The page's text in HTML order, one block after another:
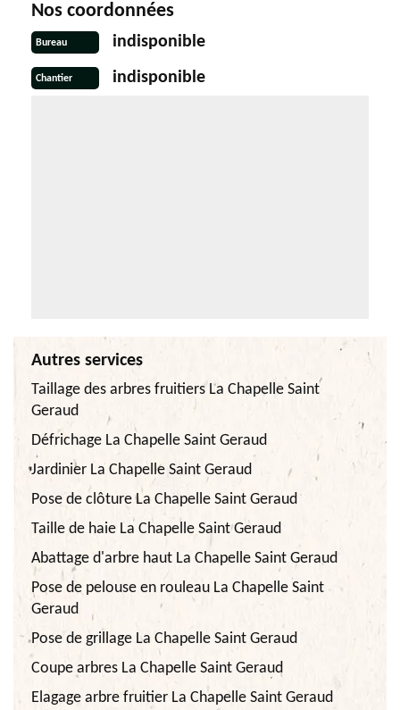
Nos coordonnées
Bureau indisponible
Chantier indisponible
Autres services
Taillage des arbres fruitiers La Chapelle Saint
Geraud
Défrichage La Chapelle Saint Geraud
Jardinier La Chapelle Saint Geraud
Pose de clôture La Chapelle Saint Geraud
Taille de haie La Chapelle Saint Geraud
Abattage d'arbre haut La Chapelle Saint Geraud
Pose de pelouse en rouleau La Chapelle Saint
Geraud
Pose de grillage La Chapelle Saint Geraud
Coupe arbres La Chapelle Saint Geraud
Elagage arbre fruitier La Chapelle Saint Geraud